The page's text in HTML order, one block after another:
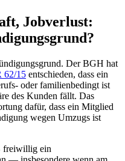
Jobverlust:
Der BGH hat
62/15 entschieden, dass ein
oder familienbedingt ist
des Kunden fällt. Das
dafür, dass ein Mitglied
wegen Umzugs ist
freiwillig ein